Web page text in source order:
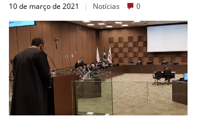
10 de março de 2021 | Notícias 0